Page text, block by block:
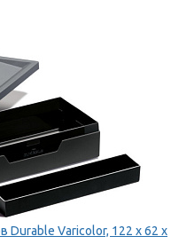
Durable Varicolor, 122 x 62 x